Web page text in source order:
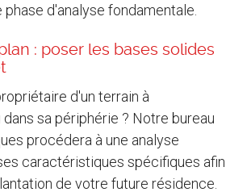
d'analyse fondamentale.
: poser les bases solides
d'un terrain à
sa périphérie ? Notre bureau
procédera à une analyse
caractéristiques spécifiques afin
de votre future résidence.